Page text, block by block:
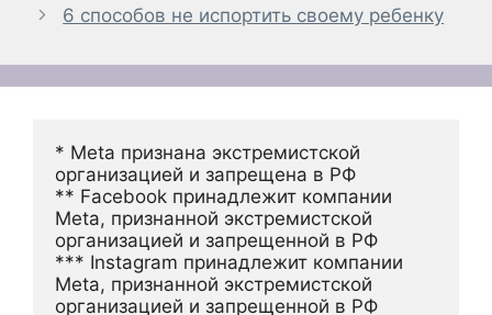
6 способов не испортить своему ребенку
* Meta признана экстремистской
организацией и запрещена в РФ
** Facebook принадлежит компании
Meta, признанной экстремистской
организацией и запрещенной в РФ
*** Instagram принадлежит компании
Meta, признанной экстремистской
организацией и запрещенной в РФ